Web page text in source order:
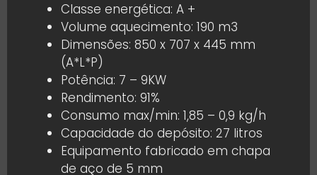
Classe energética: A +
Volume aquecimento: 190 m3
Dimensões: 850 x 707 x 445 mm
(A*L*P)
Potência: 7 – 9KW
Rendimento: 91%
Consumo max/min: 1,85 – 0,9 kg/h
Capacidade do depósito: 27 litros
Equipamento fabricado em chapa
de aço de 5 mm